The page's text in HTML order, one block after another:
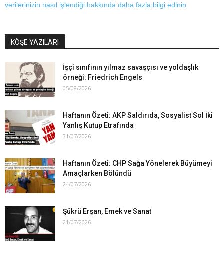
verilerinizin nasıl işlendiği hakkında daha fazla bilgi edinin
KÖŞE YAZILARI
İşçi sınıfının yılmaz savaşçısı ve yoldaşlık
örneği: Friedrich Engels
05/08/2026
Haftanın Özeti: AKP Saldırıda, Sosyalist Sol İki
Yanlış Kutup Etrafında
31/07/2026
Haftanın Özeti: CHP Sağa Yönelerek Büyümeyi
Amaçlarken Bölündü
24/07/2026
Şükrü Erşan, Emek ve Sanat
21/07/2026